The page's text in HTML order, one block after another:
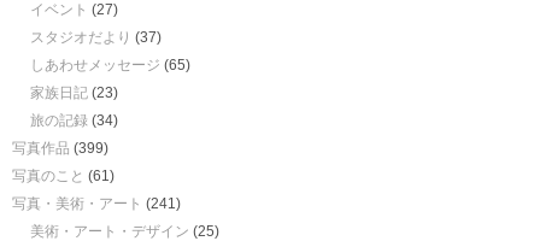
イベント (27)
スタジオだより (37)
しあわせメッセージ (65)
家族日記 (23)
旅の記録 (34)
写真作品 (399)
写真のこと (61)
写真・美術・アート (241)
美術・アート・デザイン (25)